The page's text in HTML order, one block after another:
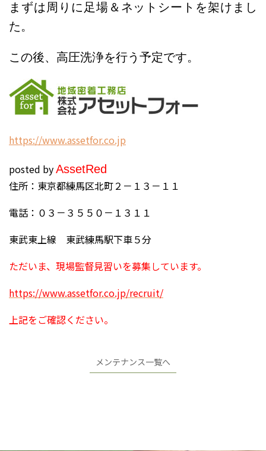
まずは周りに足場＆ネットシートを架けまし
た。
この後、高圧洗浄を行う予定です。
https://www.assetfor.co.jp
posted byAssetRed
住所：東京都練馬区北町２－１３－１１
電話：０３－３５５０－１３１１
東武東上線 東武練馬駅下車５分
ただいま、現場監督見習いを募集しています。
https://www.assetfor.co.jp/recruit/
上記をご確認ください。
メンテナンス一覧へ